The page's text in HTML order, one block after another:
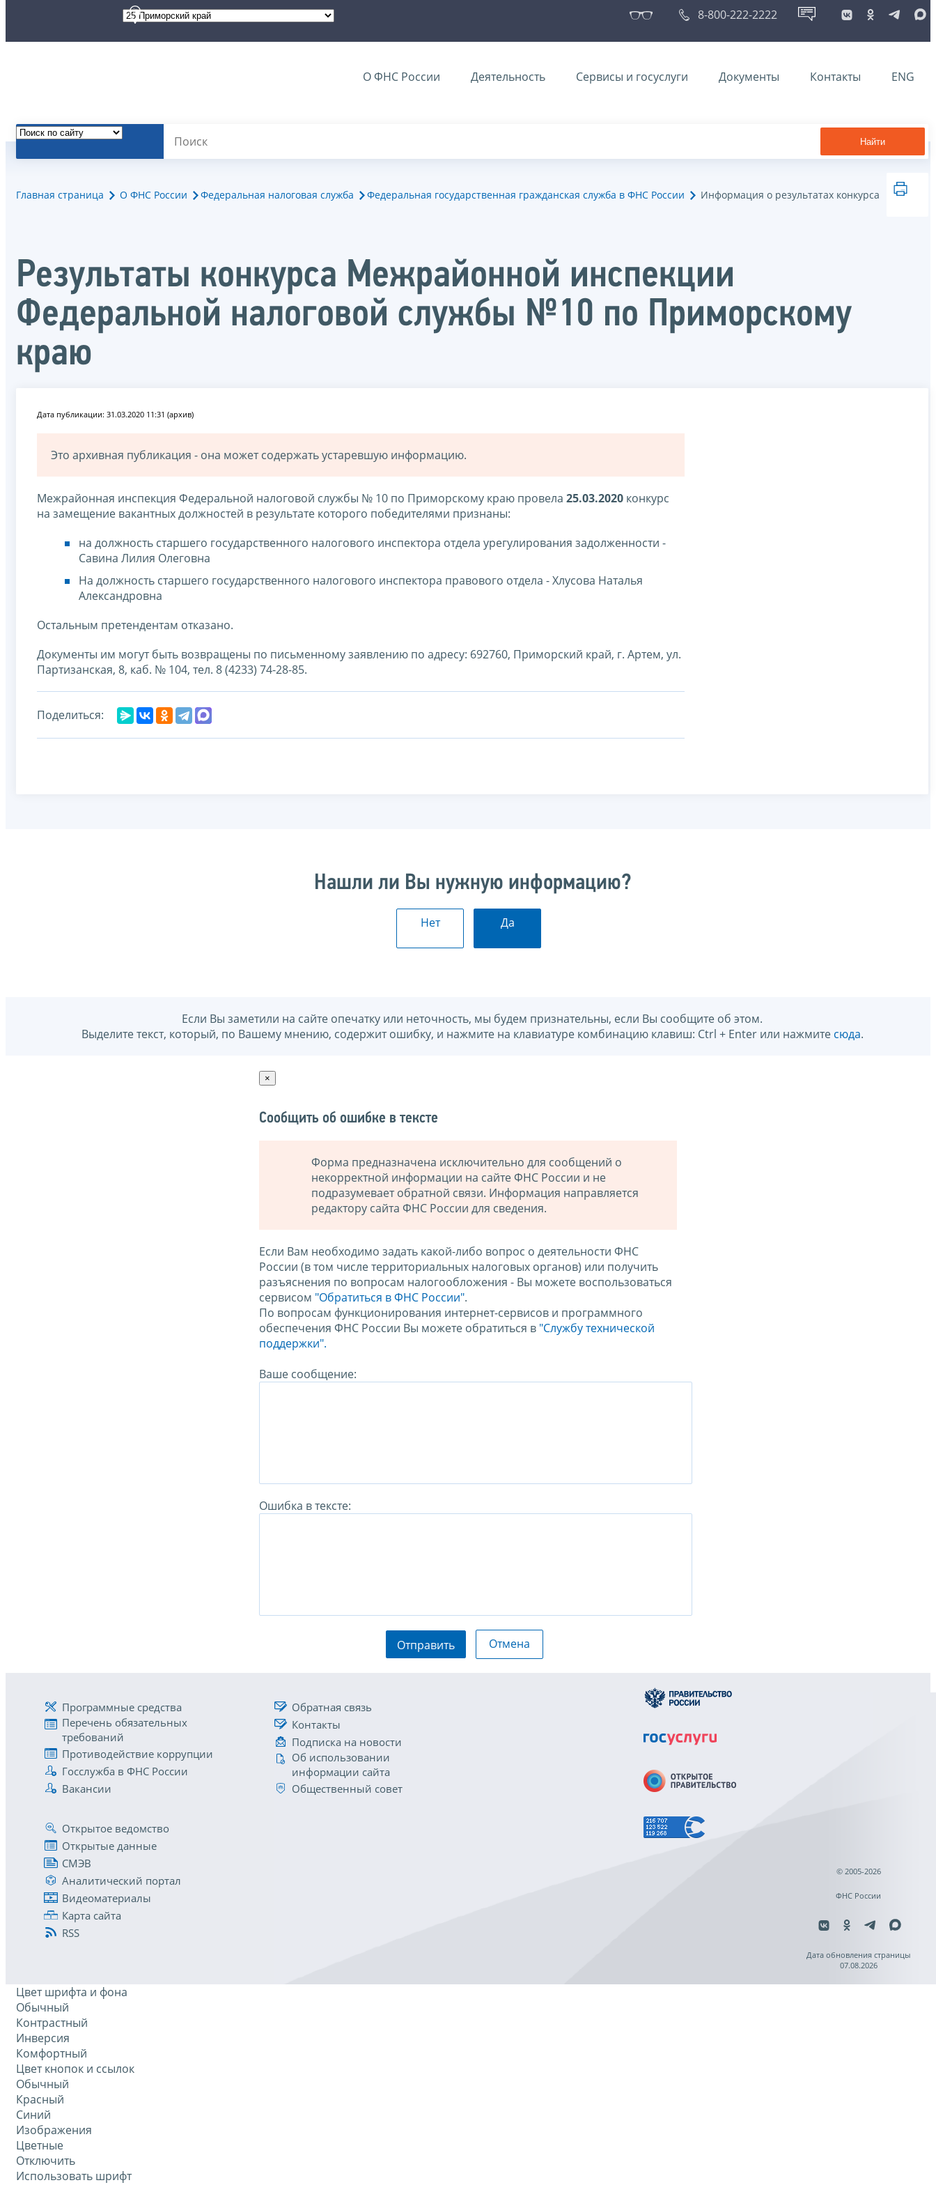
8-800-222-2222
О ФНС России Деятельность Сервисы и госуслуги Документы Контакты ENG
Найти
Главная страница О ФНС России Федеральная налоговая служба Федеральная государственная гражданская служба в ФНС России Информация о результатах конкурса
Результаты конкурса Межрайонной инспекции
Федеральной налоговой службы №10 по Приморскому
краю
Дата публикации: 31.03.2020 11:31 (архив)
Это архивная публикация - она может содержать устаревшую информацию.
Межрайонная инспекция Федеральной налоговой службы № 10 по Приморскому краю провела 25.03.2020 конкурс
на замещение вакантных должностей в результате которого победителями признаны:
на должность старшего государственного налогового инспектора отдела урегулирования задолженности -
Савина Лилия Олеговна
На должность старшего государственного налогового инспектора правового отдела - Хлусова Наталья
Александровна
Остальным претендентам отказано.
Документы им могут быть возвращены по письменному заявлению по адресу: 692760, Приморский край, г. Артем, ул.
Партизанская, 8, каб. № 104, тел. 8 (4233) 74-28-85.
Поделиться:
Нашли ли Вы нужную информацию?
Нет Да
Если Вы заметили на сайте опечатку или неточность, мы будем признательны, если Вы сообщите об этом.
Выделите текст, который, по Вашему мнению, содержит ошибку, и нажмите на клавиатуре комбинацию клавиш: Ctrl + Enter или нажмите сюда.
×
Сообщить об ошибке в тексте
Форма предназначена исключительно для сообщений о
некорректной информации на сайте ФНС России и не
подразумевает обратной связи. Информация направляется
редактору сайта ФНС России для сведения.
Если Вам необходимо задать какой-либо вопрос о деятельности ФНС
России (в том числе территориальных налоговых органов) или получить
разъяснения по вопросам налогообложения - Вы можете воспользоваться
сервисом "Обратиться в ФНС России".
По вопросам функционирования интернет-сервисов и программного
обеспечения ФНС России Вы можете обратиться в "Службу технической
поддержки".
Ваше сообщение:
Ошибка в тексте:
Отправить Отмена
Программные средства
Перечень обязательных
требований
Противодействие коррупции
Госслужба в ФНС России
Вакансии
Обратная связь
Контакты
Подписка на новости
Об использовании
информации сайта
Общественный совет
Открытое ведомство
Открытые данные
СМЭВ
Аналитический портал
Видеоматериалы
Карта сайта
RSS
© 2005-2026
ФНС России
Дата обновления страницы
07.08.2026
Цвет шрифта и фона
Обычный
Контрастный
Инверсия
Комфортный
Цвет кнопок и ссылок
Обычный
Красный
Синий
Изображения
Цветные
Отключить
Использовать шрифт